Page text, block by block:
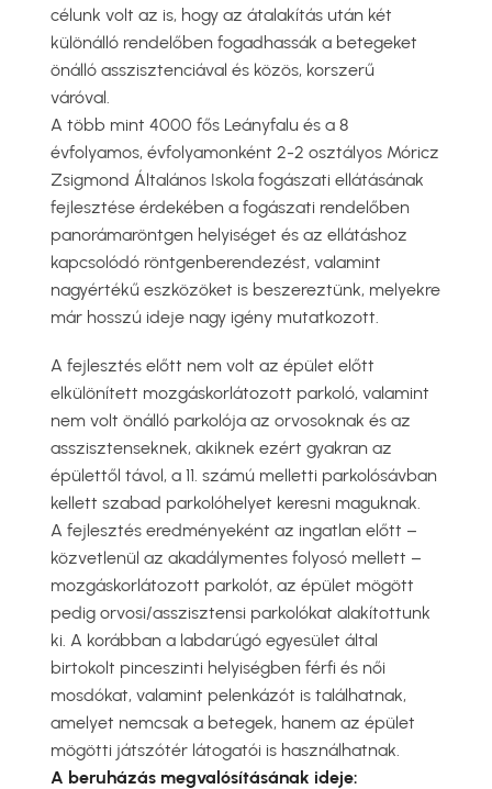
célunk volt az is, hogy az átalakítás után két
különálló rendelőben fogadhassák a betegeket
önálló asszisztenciával és közös, korszerű
váróval.
A több mint 4000 fős Leányfalu és a 8
évfolyamos, évfolyamonként 2-2 osztályos Móricz
Zsigmond Általános Iskola fogászati ellátásának
fejlesztése érdekében a fogászati rendelőben
panorámaröntgen helyiséget és az ellátáshoz
kapcsolódó röntgenberendezést, valamint
nagyértékű eszközöket is beszereztünk, melyekre
már hosszú ideje nagy igény mutatkozott.
A fejlesztés előtt nem volt az épület előtt
elkülönített mozgáskorlátozott parkoló, valamint
nem volt önálló parkolója az orvosoknak és az
asszisztenseknek, akiknek ezért gyakran az
épülettől távol, a 11. számú melletti parkolósávban
kellett szabad parkolóhelyet keresni maguknak.
A fejlesztés eredményeként az ingatlan előtt –
közvetlenül az akadálymentes folyosó mellett –
mozgáskorlátozott parkolót, az épület mögött
pedig orvosi/asszisztensi parkolókat alakítottunk
ki. A korábban a labdarúgó egyesület által
birtokolt pinceszinti helyiségben férfi és női
mosdókat, valamint pelenkázót is találhatnak,
amelyet nemcsak a betegek, hanem az épület
mögötti játszótér látogatói is használhatnak.
A beruházás megvalósításának ideje: